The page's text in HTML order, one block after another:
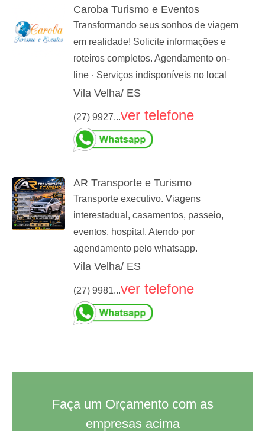
Caroba Turismo e Eventos
Transformando seus sonhos de viagem
em realidade! Solicite informações e
roteiros completos. Agendamento on-
line · Serviços indisponíveis no local
Vila Velha/ ES
(27) 9927...ver telefone
AR Transporte e Turismo
Transporte executivo. Viagens
interestadual, casamentos, passeio,
eventos, hospital. Atendo por
agendamento pelo whatsapp.
Vila Velha/ ES
(27) 9981...ver telefone
Faça um Orçamento com as
empresas acima